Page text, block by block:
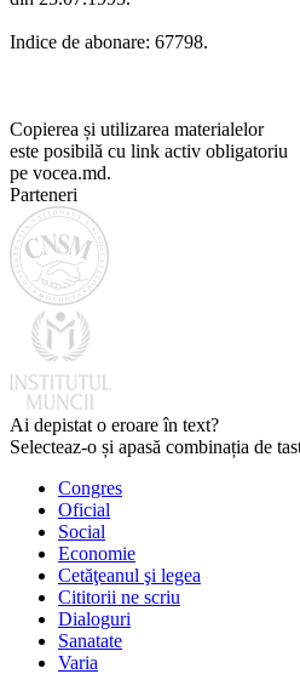
Indice de abonare: 67798.
Copierea și utilizarea materialelor
este posibilă cu link activ obligatoriu
pe vocea.md.
Parteneri
Ai depistat o eroare în text?
Selecteaz-o și apasă combinația de
Congres
Oficial
Social
Economie
Cetăţeanul şi legea
Cititorii ne scriu
Dialoguri
Sanatate
Varia